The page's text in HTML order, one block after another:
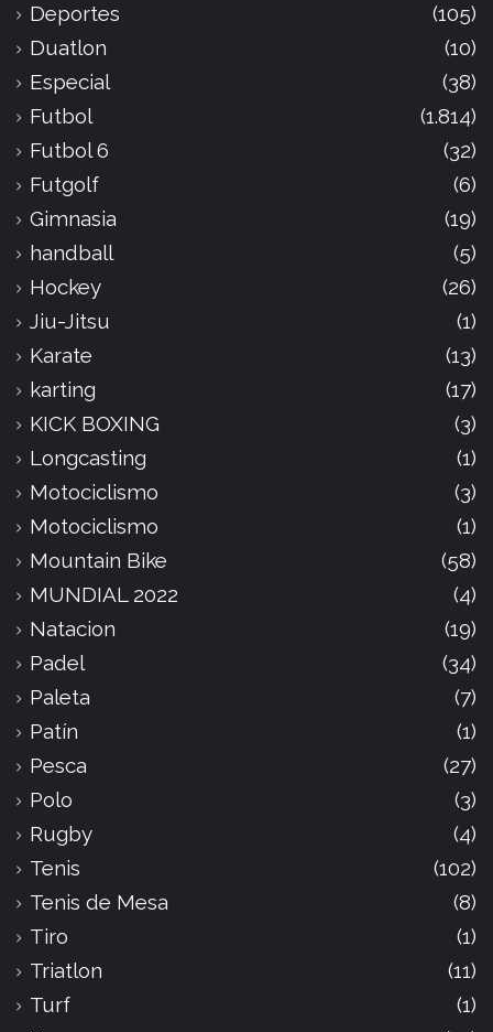
Deportes
(105)
Duatlon
(10)
Especial
(38)
Futbol
(1.814)
Futbol 6
(32)
Futgolf
(6)
Gimnasia
(19)
handball
(5)
Hockey
(26)
Jiu-Jitsu
(1)
Karate
(13)
karting
(17)
KICK BOXING
(3)
Longcasting
(1)
Motociclismo
(3)
Motociclismo
(1)
Mountain Bike
(58)
MUNDIAL 2022
(4)
Natacion
(19)
Padel
(34)
Paleta
(7)
Patín
(1)
Pesca
(27)
Polo
(3)
Rugby
(4)
Tenis
(102)
Tenis de Mesa
(8)
Tiro
(1)
Triatlon
(11)
Turf
(1)